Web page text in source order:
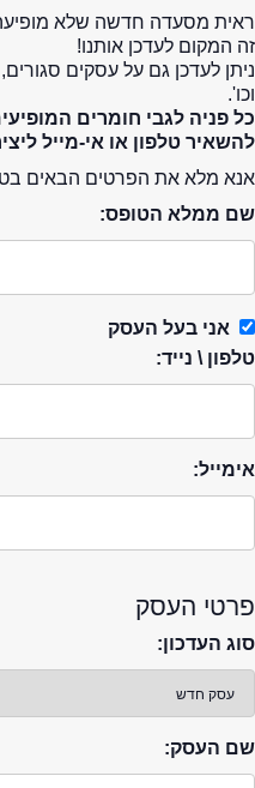
ראית מסעדה חדשה שלא
זה המקום לעדכן אותנו!
ניתן לעדכן גם על עסקים
וכו'.
כל פניה לגבי חומרים
להשאיר טלפון או אי-מייל
אנא מלא את הפרטים הבאים
שם ממלא הטופס:
אני בעל העסק
טלפון \ נייד:
אימייל:
פרטי העסק
סוג העדכון:
שם העסק: